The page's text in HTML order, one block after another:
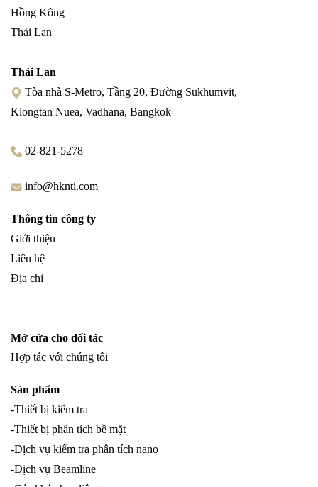
Hồng Kông
Thái Lan
Thái Lan
Tòa nhà S-Metro, Tầng 20, Đường Sukhumvit,
Klongtan Nuea, Vadhana, Bangkok
02-821-5278
info@hknti.com
Thông tin công ty
Giới thiệu
Liên hệ
Địa chỉ
Mở cửa cho đối tác
Hợp tác với chúng tôi
Sản phẩm
-Thiết bị kiểm tra
-Thiết bị phân tích bề mặt
-Dịch vụ kiểm tra phân tích nano
-Dịch vụ Beamline